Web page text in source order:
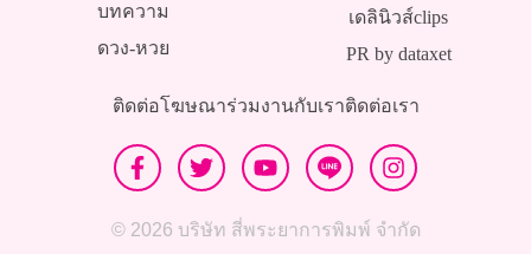
บทความ
ดวง-หวย
เดลินิวส์clips
PR by dataxet
ติดต่อโฆษณาร่วมงานกับเราติดต่อเรา
© 2026 บริษัท สี่พระยาการพิมพ์ จำกัด